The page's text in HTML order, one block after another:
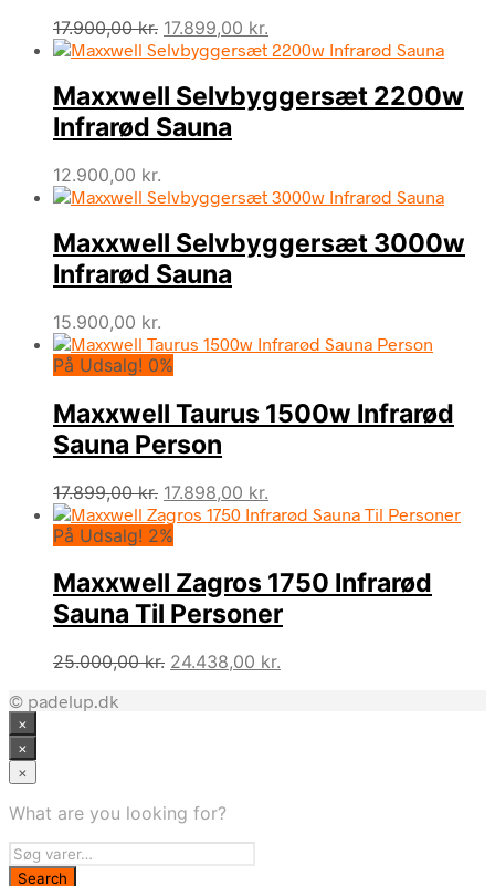
17.900,00kr. Den
oprindelige
var:
17.900,00 kr..
17.899,00 kr.
aktuelle
er:
17.899,00 kr..
Maxxwell Selvbyggersæt 2200w
Infrarød Sauna
12.900,00 kr.
Maxxwell Selvbyggersæt 3000w
Infrarød Sauna
15.900,00 kr.
På Udsalg! 0%
Maxxwell Taurus 1500w Infrarød
Sauna Person
17.899,00kr. Den
oprindelige
pris
17.899,00 kr..
17.898,00 kr.
aktuelle
17.898,00 kr..
På Udsalg! 2%
Maxxwell Zagros 1750 Infrarød
Sauna Til Personer
25.000,00kr. Den
24.438,00 kr.
© padelup.dk
×
×
×
What are you looking for?